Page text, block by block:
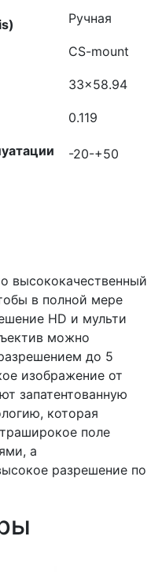
Ручная
CS-mount
33×58.94
0.119
-20-+50
высококачественный
в полной мере
HD и мульти
можно
до 5
изображение от
запатентованную
которая
поле
а
разрешение по